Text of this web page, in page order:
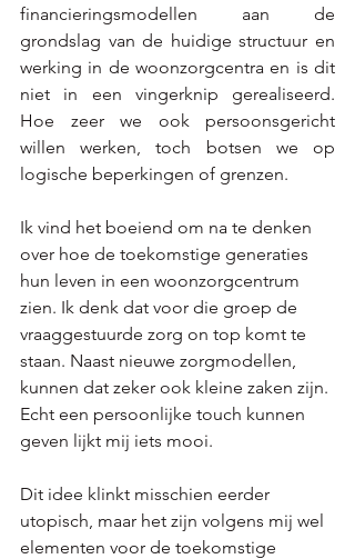
financieringsmodellen aan de
grondslag van de huidige structuur en
werking in de woonzorgcentra en is dit
niet in een vingerknip gerealiseerd.
Hoe zeer we ook persoonsgericht
willen werken, toch botsen we op
logische beperkingen of grenzen.
Ik vind het boeiend om na te denken
over hoe de toekomstige generaties
hun leven in een woonzorgcentrum
zien. Ik denk dat voor die groep de
vraaggestuurde zorg on top komt te
staan. Naast nieuwe zorgmodellen,
kunnen dat zeker ook kleine zaken zijn.
Echt een persoonlijke touch kunnen
geven lijkt mij iets mooi.
Dit idee klinkt misschien eerder
utopisch, maar het zijn volgens mij wel
elementen voor de toekomstige